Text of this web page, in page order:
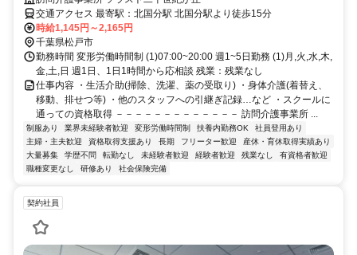
交通アクセス 最寄駅：北国分駅 北国分駅より徒歩15分
時給1,145円～2,165円
千葉県松戸市
勤務時間 変形労働時間制 (1)07:00~20:00 週1~5日勤務 (1)月,火,水,木,
金,土,日 週1日、1日1時間から応相談 残業：残業なし
仕事内容 ・生活介助(掃除、洗濯、薬の受取り) ・身体介護(着替え、
移動、排せつ等) ・他のスタッフへの引継ぎ記録…など ・スクールに
通っての資格取得 －－－－－－－－－－－－－ 訪問介護事業所 ...
制服あり 業界未経験者歓迎 変形労働時間制 扶養内勤務OK
社員登用あり
主婦・主夫歓迎
資格取得支援あり 長期 フリーター歓迎
産休・育休取得実績あり
大量募集
学歴不問 転勤なし 未経験者歓迎 経験者歓迎 残業なし
有資格者歓迎
職種変更なし
研修あり 社会保険完備
契約社員